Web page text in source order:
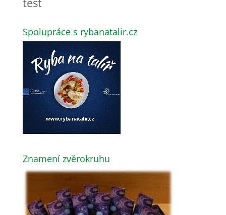
Spolupráce s rybanatalir.cz
Znamení zvěrokruhu